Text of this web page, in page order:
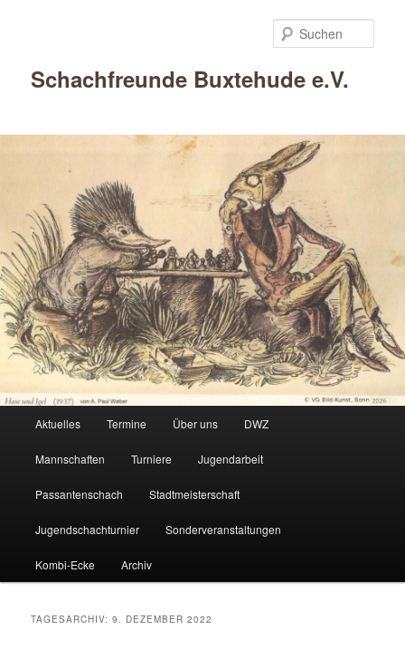
Schachfreunde Buxtehude e.V.
Zum
primären
Inhalt
springen
Zum
sekundären
Inhalt
springen
Aktuelles Termine Über uns DWZ
Mannschaften Turniere Jugendarbeit
Passantenschach Stadtmeisterschaft
Jugendschachturnier Sonderveranstaltungen
Kombi-Ecke Archiv
TAGESARCHIV:9. DEZEMBER 2022